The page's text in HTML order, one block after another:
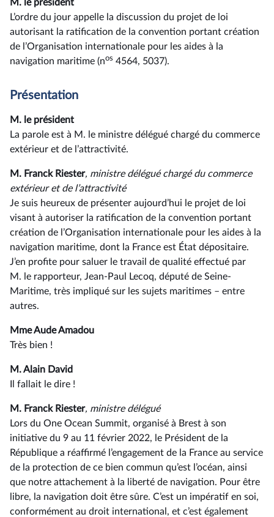
M. le président
L’ordre du jour appelle la discussion du projet de loi
autorisant la ratification de la convention portant création
de l’Organisation internationale pour les aides à la
navigation maritime (nos 4564, 5037).
Présentation
M. le président
La parole est à M. le ministre délégué chargé du commerce
extérieur et de l’attractivité.
M. Franck Riester, ministre délégué chargé du commerce
extérieur et de l’attractivité
Je suis heureux de présenter aujourd’hui le projet de loi
visant à autoriser la ratification de la convention portant
création de l’Organisation internationale pour les aides à la
navigation maritime, dont la France est État dépositaire.
J’en profite pour saluer le travail de qualité effectué par
M. le rapporteur, Jean-Paul Lecoq, député de Seine-
Maritime, très impliqué sur les sujets maritimes –⁠ entre
autres.
Mme Aude Amadou
Très bien !
M. Alain David
Il fallait le dire !
M. Franck Riester, ministre délégué
Lors du One Ocean Summit, organisé à Brest à son
initiative du 9 au 11 février 2022, le Président de la
République a réaffirmé l’engagement de la France au service
de la protection de ce bien commun qu’est l’océan, ainsi
que notre attachement à la liberté de navigation. Pour être
libre, la navigation doit être sûre. C’est un impératif en soi,
conformément au droit international, et c’est également